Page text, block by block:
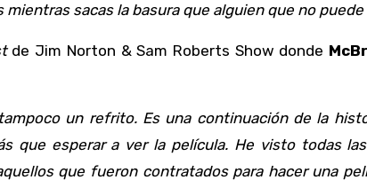
mientras sacas la basura que alguien que no
de Jim Norton & Sam Roberts Show donde
un refrito. Es una continuación de la
que esperar a ver la película. He visto todas
que fueron contratados para hacer una